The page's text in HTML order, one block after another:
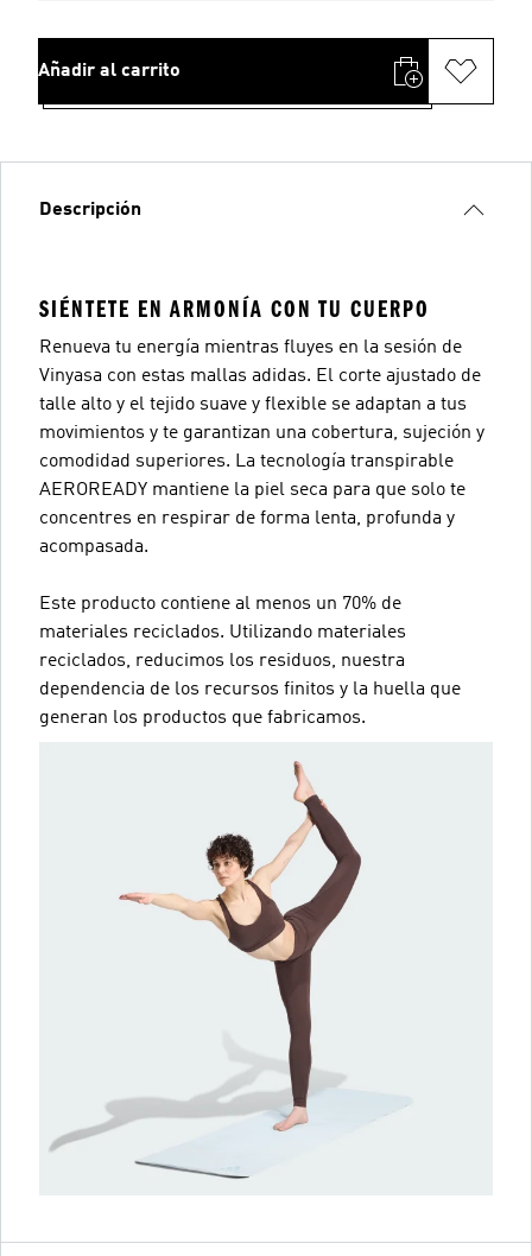
Añadir al carrito
Descripción
SIÉNTETE EN ARMONÍA CON TU CUERPO
Renueva tu energía mientras fluyes en la sesión de
Vinyasa con estas mallas adidas. El corte ajustado de
talle alto y el tejido suave y flexible se adaptan a tus
movimientos y te garantizan una cobertura, sujeción y
comodidad superiores. La tecnología transpirable
AEROREADY mantiene la piel seca para que solo te
concentres en respirar de forma lenta, profunda y
acompasada.
Este producto contiene al menos un 70% de
materiales reciclados. Utilizando materiales
reciclados, reducimos los residuos, nuestra
dependencia de los recursos finitos y la huella que
generan los productos que fabricamos.